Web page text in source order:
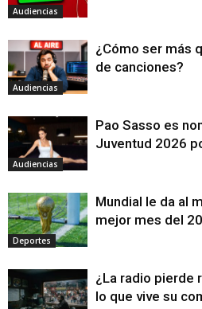
Audiencias
Audiencias
¿Cómo ser más
de canciones?
Audiencias
Pao Sasso es
Juventud 2026
Deportes
Mundial le da al
mejor mes del
¿La radio pierde
lo que vive su